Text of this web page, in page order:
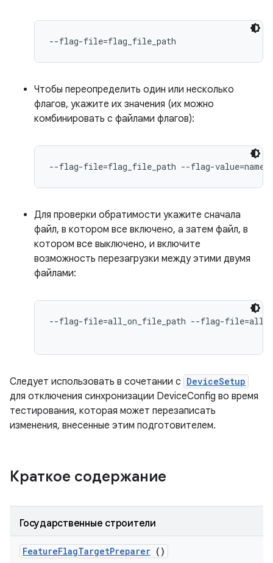
--flag-file=flag_file_path
Чтобы переопределить один или несколько
флагов, укажите их значения (их можно
комбинировать с файлами флагов):
--flag-file=flag_file_path --flag-
Для проверки обратимости укажите сначала
файл, в котором все включено, а затем файл, в
котором все выключено, и включите
возможность перезагрузки между этими двумя
файлами:
--flag-file=all_on_file_path --flag-
Следует использовать в сочетании с DeviceSetup
для отключения синхронизации DeviceConfig во время
тестирования, которая может перезаписать
изменения, внесенные этим подготовителем.
Краткое содержание
Государственные строители
FeatureFlagTargetPreparer ()